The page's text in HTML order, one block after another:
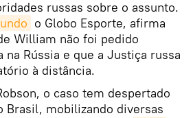
russas sobre o assunto.
o Globo Esporte, afirma
William não foi pedido
na Rússia e que a Justiça russa
à distância.
o caso tem despertado
Brasil, mobilizando diversas